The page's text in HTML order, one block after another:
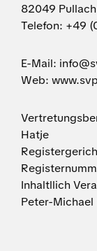
Über uns
Shop
82049 Pullach
Telefon: +49
E-Mail:
Web:
Hatje
Inhaltllich
Peter-Michael